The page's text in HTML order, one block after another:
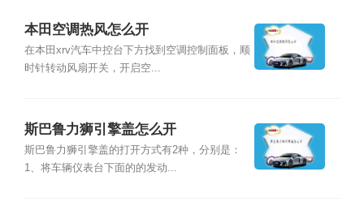
本田空调热风怎么开
在本田xrv汽车中控台下方找到空调控制面板，顺
时针转动风扇开关，开启空...
斯巴鲁力狮引擎盖怎么开
斯巴鲁力狮引擎盖的打开方式有2种，分别是：
1、将车辆仪表台下面的的发动...